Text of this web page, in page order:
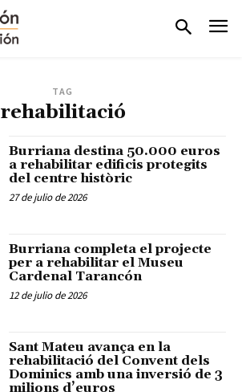
TAG
rehabilitació
Burriana destina 50.000 euros
a rehabilitar edificis protegits
del centre històric
27 de julio de 2026
Burriana completa el projecte
per a rehabilitar el Museu
Cardenal Tarancón
12 de julio de 2026
Sant Mateu avança en la
rehabilitació del Convent dels
Dominics amb una inversió de 3
milions d’euros